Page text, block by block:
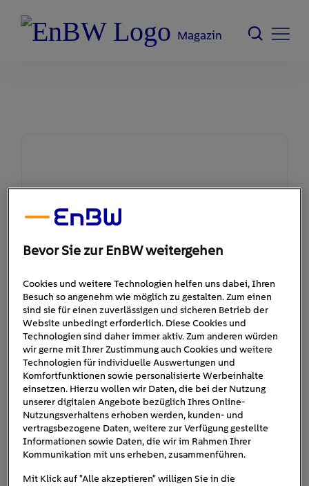
Magazin
Webinar: E-Auto
einfach laden im
Alltag
Wann: 30. Juni 2026
Bevor Sie zur EnBW weitergehen
Cookies und weitere Technologien helfen uns dabei, Ihren
Besuch so angenehm wie möglich zu gestalten. Zum einen
sind sie für einen zuverlässigen und sicheren Betrieb der
Website unbedingt erforderlich. Diese Cookies und
Technologien sind daher immer aktiv. Zum anderen würden
wir gerne mit Ihrer Zustimmung auch Cookies und weitere
Technologien für individuelle Auswertungen und
Komfortfunktionen sowie personalisierte Werbeinhalte
einsetzen. Hierzu wollen wir Daten, die bei der Nutzung
unserer digitalen Angebote bezüglich Ihres Online-
Nutzungsverhaltens erhoben werden, kunden- und
vertragsbezogene Daten, weitere zur Verfügung gestellte
Informationen sowie Daten, die wir im Rahmen Ihrer
Kommunikation mit uns erheben, zusammenführen.
Mit Klick auf "Alle akzeptieren" willigen Sie in die